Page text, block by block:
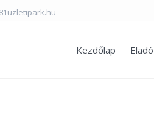
Kezdőlap